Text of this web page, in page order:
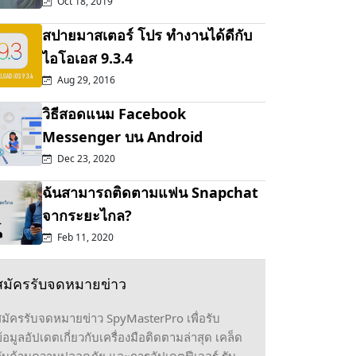
สปายมาสเตอร์ โปร ทำงานได้ดีกับ
ไอโอเอส 9.3.4
Aug 29, 2016
วิธีสอดแนม Facebook
Messenger บน Android
Dec 23, 2020
ฉันสามารถติดตามแฟน Snapchat
จากระยะไกล?
Feb 11, 2020
ครรับจดหมายข่าว
ครรับจดหมายข่าว SpyMasterPro เพื่อรับ
มูลอัปเดตเกี่ยวกับเครื่องมือติดตามล่าสุด เคล็ด